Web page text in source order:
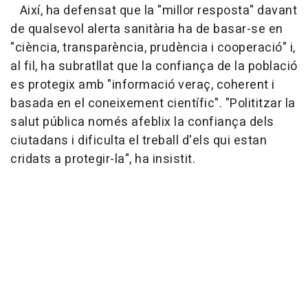
Així, ha defensat que la "millor resposta" davant
de qualsevol alerta sanitària ha de basar-se en
"ciència, transparència, prudència i cooperació" i,
al fil, ha subratllat que la confiança de la població
es protegix amb "informació veraç, coherent i
basada en el coneixement científic". "Polititzar la
salut pública només afeblix la confiança dels
ciutadans i dificulta el treball d'els qui estan
cridats a protegir-la", ha insistit.